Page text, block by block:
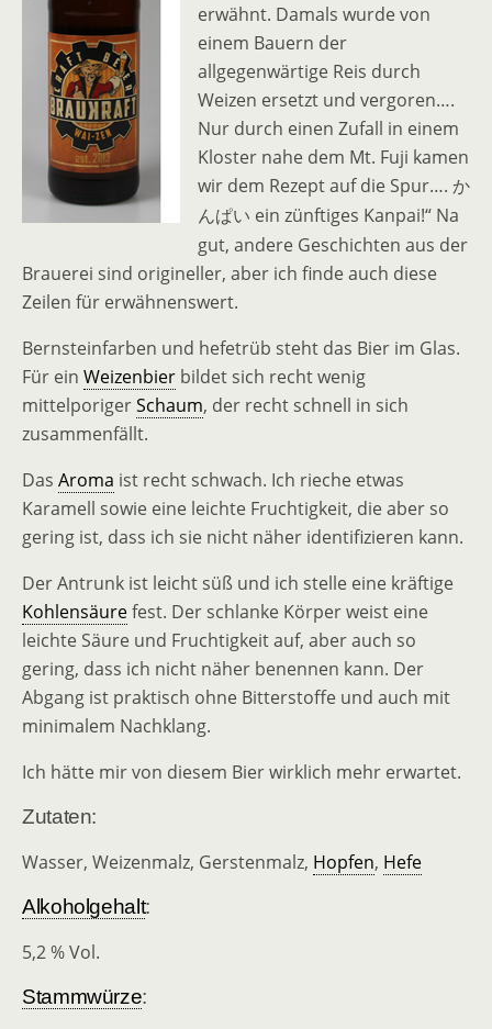
erwähnt. Damals wurde von
einem Bauern der
allgegenwärtige Reis durch
Weizen ersetzt und vergoren….
Nur durch einen Zufall in einem
Kloster nahe dem Mt. Fuji kamen
wir dem Rezept auf die Spur…. か
んぱい ein zünftiges Kanpai!“ Na
gut, andere Geschichten aus der
Brauerei sind origineller, aber ich finde auch diese
Zeilen für erwähnenswert.
Bernsteinfarben und hefetrüb steht das Bier im Glas.
Für ein Weizenbier bildet sich recht wenig
mittelporigerSchaum, der recht schnell in sich
zusammenfällt.
Das Aroma ist recht schwach. Ich rieche etwas
Karamell sowie eine leichte Fruchtigkeit, die aber so
gering ist, dass ich sie nicht näher identifizieren kann.
Der Antrunk ist leicht süß und ich stelle eine kräftige
Kohlensäurefest. Der schlanke Körper weist eine
leichte Säure und Fruchtigkeit auf, aber auch so
gering, dass ich nicht näher benennen kann. Der
Abgang ist praktisch ohne Bitterstoffe und auch mit
minimalem Nachklang.
Ich hätte mir von diesem Bier wirklich mehr erwartet.
Zutaten:
Wasser, Weizenmalz, Gerstenmalz, Hopfen, Hefe
Alkoholgehalt:
5,2 % Vol.
Stammwürze: